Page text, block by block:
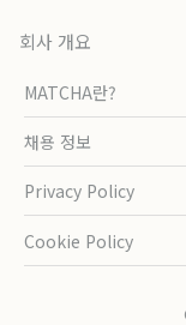
회사 개요
MATCHA란?
채용 정보
Privacy Policy
Cookie Policy